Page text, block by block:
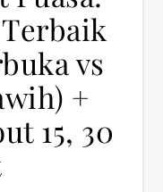
vs
+
15, 30